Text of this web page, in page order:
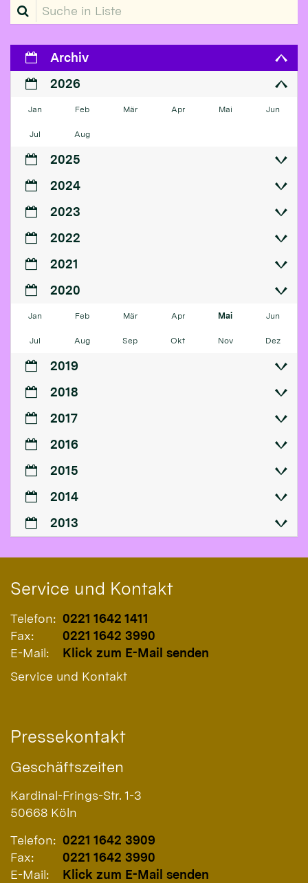
Suche in Liste
Archiv
2026
Jan Feb Mär Apr Mai Jun
Jul Aug
2025
2024
2023
2022
2021
2020
Jan Feb Mär Apr Mai Jun
Jul Aug Sep Okt Nov Dez
2019
2018
2017
2016
2015
2014
2013
Service und Kontakt
Telefon: 0221 1642 1411
Fax:
0221 1642 3990
E-Mail:
Klick zum E-Mail senden
Service und Kontakt
Pressekontakt
Geschäftszeiten
Kardinal-Frings-Str. 1-3
50668 Köln
Telefon: 0221 1642 3909
Fax:
0221 1642 3990
E-Mail:
Klick zum E-Mail senden